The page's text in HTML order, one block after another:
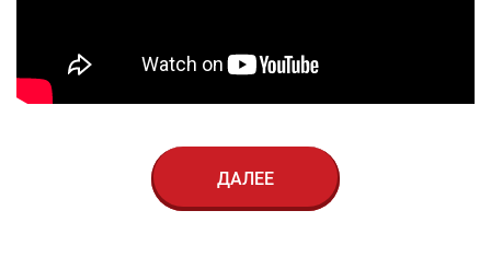
ДАЛЕЕ